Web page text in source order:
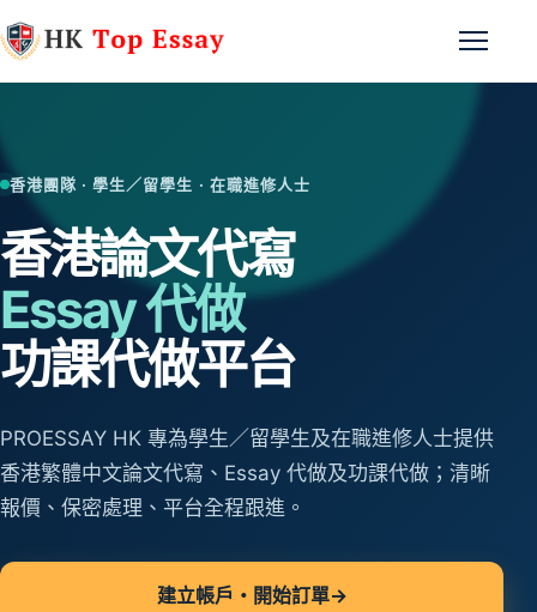
香港團隊 · 學生／留學生 · 在職進修人士
香港論文代寫
Essay 代做
功課代做平台
PROESSAY HK 專為學生／留學生及在職進修人士提供
香港繁體中文論文代寫、Essay 代做及功課代做；清晰
報價、保密處理、平台全程跟進。
建立帳戶・開始訂單→